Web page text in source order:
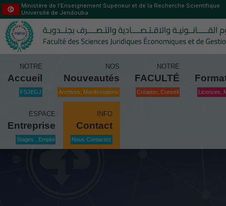
Ministère de l’Enseignement Supérieur et de la Recherche Scientifique
Université de Jendouba
NOTRE
Accueil
FSJEGJ
NOS
Nouveautés
Archives, Manifestations
NOTRE
FACULTÉ
Création, Conseil Licences,
ESPACE
Entreprise
Stages , Emploi
INFO
Contact
Nous Contactez